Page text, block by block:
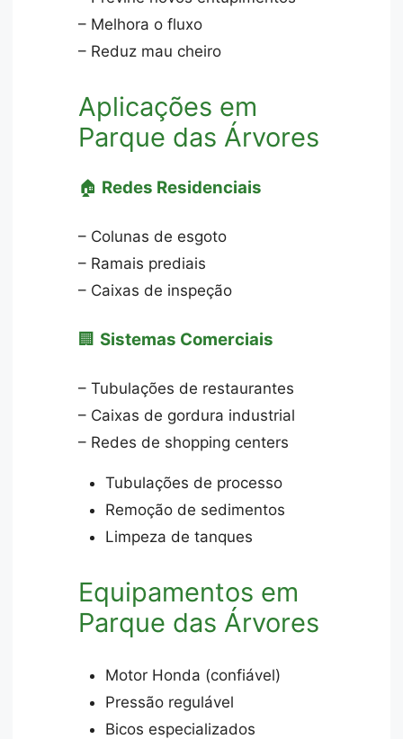
– Melhora o fluxo
– Reduz mau cheiro
Aplicações em
Parque das Árvores
🏠 Redes Residenciais
– Colunas de esgoto
– Ramais prediais
– Caixas de inspeção
🏢 Sistemas Comerciais
– Tubulações de restaurantes
– Caixas de gordura industrial
– Redes de shopping centers
Tubulações de processo
Remoção de sedimentos
Limpeza de tanques
Equipamentos em
Parque das Árvores
Motor Honda (confiável)
Pressão regulável
Bicos especializados